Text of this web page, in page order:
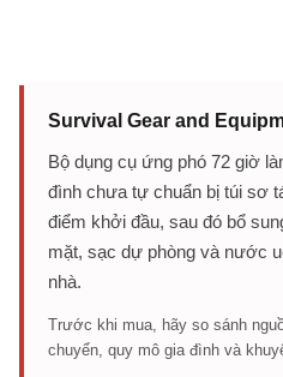
Survival Gear and
Bộ dụng cụ ứng phó 72 giờ
đình chưa tự chuẩn bị túi sơ
điểm khởi đầu, sau đó bổ
mặt, sạc dự phòng và nước
nhà.
Trước khi mua, hãy so sánh
chuyển, quy mô gia đình và